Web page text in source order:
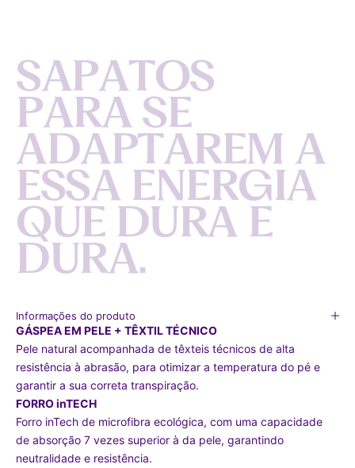
SAPATOS
PARA SE
ADAPTAREM A
ESSA ENERGIA
QUE DURA E
DURA.
Informações do produto
GÁSPEA EM PELE + TÊXTIL TÉCNICO
Pele natural acompanhada de têxteis técnicos de alta
resistência à abrasão, para otimizar a temperatura do pé e
garantir a sua correta transpiração.
FORRO inTECH
Forro inTech de microfibra ecológica, com uma capacidade
de absorção 7 vezes superior à da pele, garantindo
neutralidade e resistência.